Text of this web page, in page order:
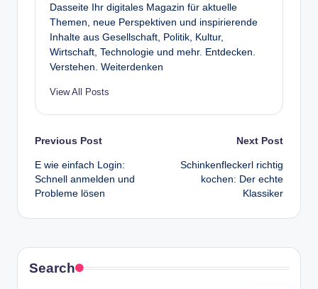
Dasseite Ihr digitales Magazin für aktuelle
Themen, neue Perspektiven und inspirierende
Inhalte aus Gesellschaft, Politik, Kultur,
Wirtschaft, Technologie und mehr. Entdecken.
Verstehen. Weiterdenken
View All Posts
Post
navigation
Previous Post
E wie einfach Login:
Schnell anmelden und
Probleme lösen
Next Post
Schinkenfleckerl richtig
kochen: Der echte
Klassiker
Search